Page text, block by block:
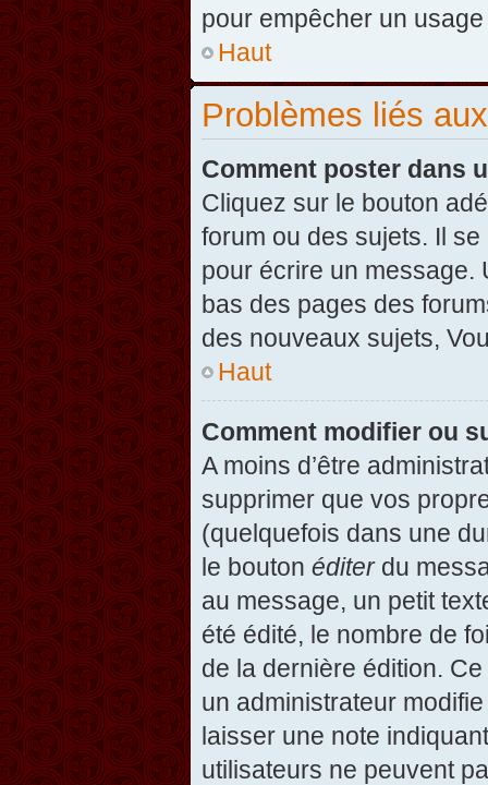
pour empêcher un
Haut
Problèmes liés
Comment poster dans
Cliquez sur le bouton
forum ou des sujets. Il
pour écrire un message.
bas des pages des
des nouveaux sujets,
Haut
Comment modifier ou
A moins d’être
supprimer que vos
(quelquefois dans une
le bouton éditerdu
au message, un petit
été édité, le nombre de
de la dernière édition.
un administrateur
laisser une note
utilisateurs ne peuvent